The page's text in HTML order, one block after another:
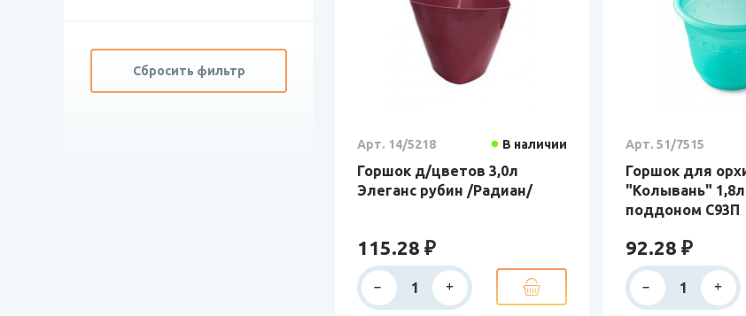
Сбросить фильтр
Арт. 14/5218 В наличии
Горшок д/цветов 3,0л
Элеганс рубин /Радиан/
115.28 ₽
Арт. 51/7515
Горшок для
"Колывань"
поддоном С93П
92.28 ₽